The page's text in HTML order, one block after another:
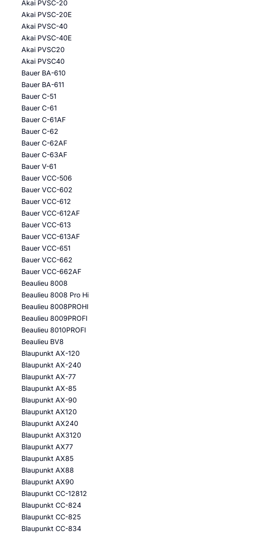
Akai PVSC-20
Akai PVSC-20E
Akai PVSC-40
Akai PVSC-40E
Akai PVSC20
Akai PVSC40
Bauer BA-610
Bauer BA-611
Bauer C-51
Bauer C-61
Bauer C-61AF
Bauer C-62
Bauer C-62AF
Bauer C-63AF
Bauer V-61
Bauer VCC-506
Bauer VCC-602
Bauer VCC-612
Bauer VCC-612AF
Bauer VCC-613
Bauer VCC-613AF
Bauer VCC-651
Bauer VCC-662
Bauer VCC-662AF
Beaulieu 8008
Beaulieu 8008 Pro Hi
Beaulieu 8008PROHI
Beaulieu 8009PROFI
Beaulieu 8010PROFI
Beaulieu BV8
Blaupunkt AX-120
Blaupunkt AX-240
Blaupunkt AX-77
Blaupunkt AX-85
Blaupunkt AX-90
Blaupunkt AX120
Blaupunkt AX240
Blaupunkt AX3120
Blaupunkt AX77
Blaupunkt AX85
Blaupunkt AX88
Blaupunkt AX90
Blaupunkt CC-12812
Blaupunkt CC-824
Blaupunkt CC-825
Blaupunkt CC-834